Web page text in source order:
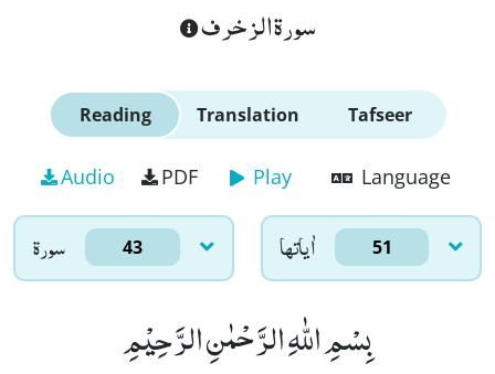
سورة الزخرف
Reading Translation Tafseer
Audio PDF Play Language
سورۃ 43 اٰياتها 51
بِسْمِ اللّٰهِ الرَّحْمٰنِ الرَّحِیْمِ